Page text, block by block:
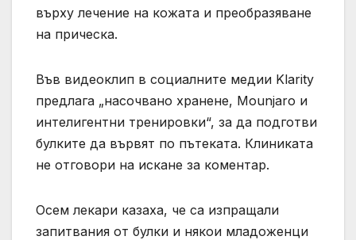
върху лечение на кожата и преобразяване
на прическа.
Във видеоклип в социалните медии Klarity
предлага „насочвано хранене, Mounjaro и
интелигентни тренировки“, за да подготви
булките да вървят по пътеката. Клиниката
не отговори на искане за коментар.
Осем лекари казаха, че са изпращали
запитвания от булки и някои младоженци